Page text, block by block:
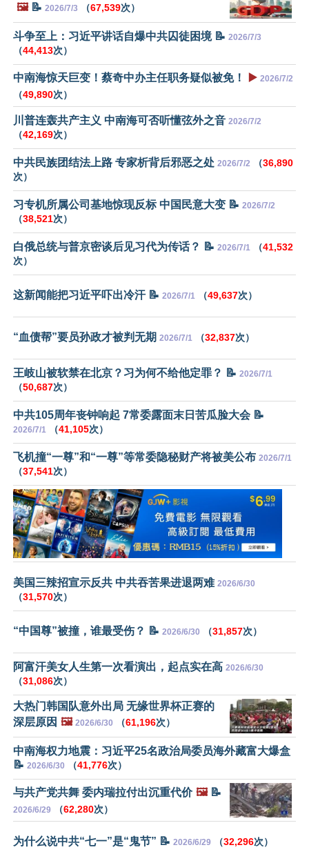
🖼️📝 2026/7/3 （67,539次）
斗争至上：习近平讲话自爆中共囚徒困境 📝 2026/7/3
（44,413次）
中南海惊天巨变！蔡奇中办主任职务疑似被免！ ▶️ 2026/7/2
（49,890次）
川普连轰共产主义 中南海可否听懂弦外之音 2026/7/2
（42,169次）
中共民族团结法上路 专家析背后邪恶之处 2026/7/2 （36,890
次）
习专机所属公司基地惊现反标 中国民意大变 📝 2026/7/2
（38,521次）
白俄总统与普京密谈后见习代为传话？ 📝 2026/7/1 （41,532
次）
这新闻能把习近平吓出冷汗 📝 2026/7/1 （49,637次）
“血债帮”要员孙政才被判无期 2026/7/1 （32,837次）
王岐山被软禁在北京？习为何不给他定罪？ 📝 2026/7/1
（50,687次）
中共105周年丧钟响起 7常委露面末日苦瓜脸大会 📝
2026/7/1 （41,105次）
飞机撞“一尊”和“一尊”等常委隐秘财产将被美公布 2026/7/1
（37,541次）
美国三辣招宣示反共 中共吞苦果进退两难 2026/6/30
（31,570次）
“中国尊”被撞，谁最受伤？ 📝 2026/6/30 （31,857次）
阿富汗美女人生第一次看演出，起点实在高 2026/6/30
（31,086次）
大热门韩国队意外出局 无缘世界杯正赛的
深层原因 🖼️ 2026/6/30 （61,196次）
中南海权力地震：习近平25名政治局委员海外藏富大爆盒
📝 2026/6/30 （41,776次）
与共产党共舞 委内瑞拉付出沉重代价 🖼️📝
2026/6/29 （62,280次）
为什么说中共“七一”是“鬼节” 📝 2026/6/29 （32,296次）